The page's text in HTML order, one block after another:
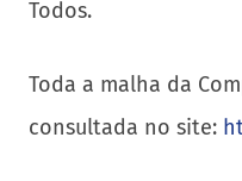
Todos.
Toda a malha da
consultada no site: